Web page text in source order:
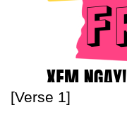
[Verse 1]